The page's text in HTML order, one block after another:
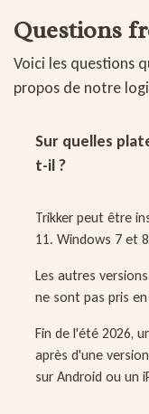
Questions
Voici les questions
propos de notre
Sur quelles
t-il ?
Trikker peut être
11. Windows 7 et
Les autres
ne sont pas pris
Fin de l'été 2026,
après d'une
sur Android ou un